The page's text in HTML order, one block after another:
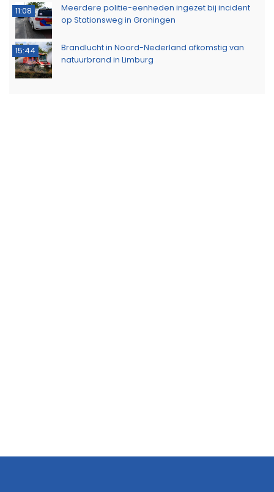
11:08
Meerdere politie-eenheden ingezet bij incident
op Stationsweg in Groningen
15:44
Brandlucht in Noord-Nederland afkomstig van
natuurbrand in Limburg